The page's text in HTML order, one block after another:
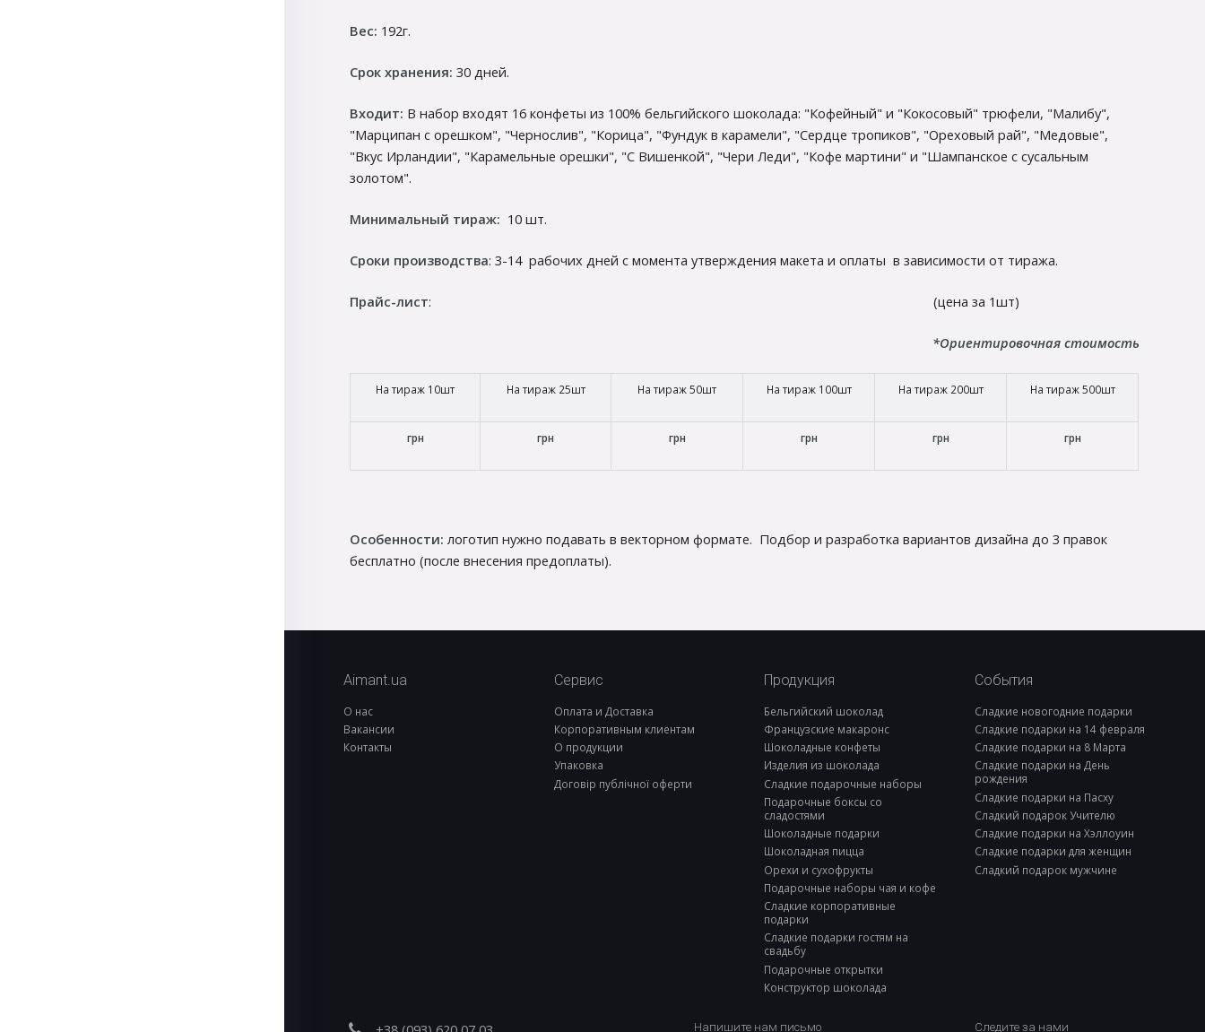
Вес: 192г.
Срок хранения: 30 дней.
Входит: В набор входят 16 конфеты из 100% бельгийского шоколада: "Кофейный" и "Кокосовый" трюфели, "Малибу",
"Марципан с орешком", "Чернослив", "Корица", "Фундук в карамели", "Сердце тропиков", "Ореховый рай", "Медовые",
"Вкус Ирландии", "Карамельные орешки", "С Вишенкой", "Чери Леди", "Кофе мартини" и "Шампанское с сусальным
золотом".
Минимальный тираж: 10 шт.
Сроки производства: 3-14 рабочих дней с момента утверждения макета и оплаты в зависимости от тиража.
Прайс-лист: (цена за 1шт)
*Ориентировочная стоимость
На тираж 10шт На тираж 25шт На тираж 50шт На тираж 100шт На тираж 200шт На тираж 500шт
грн грн грн грн грн грн
Особенности: логотип нужно подавать в векторном формате. Подбор и разработка вариантов дизайна до 3 правок
бесплатно (после внесения предоплаты).
Aimant.ua
О нас
Вакансии
Контакты
Сервис
Оплата и Доставка
Корпоративным клиентам
О продукции
Упаковка
Договір публічної оферти
Продукция
Бельгийский шоколад
Французские макаронс
Шоколадные конфеты
Изделия из шоколада
Сладкие подарочные наборы
Подарочные боксы со
сладостями
Шоколадные подарки
Шоколадная пицца
Орехи и сухофрукты
Подарочные наборы чая и кофе
Сладкие корпоративные
подарки
Сладкие подарки гостям на
свадьбу
Подарочные открытки
Конструктор шоколада
События
Сладкие новогодние подарки
Сладкие подарки на 14 февраля
Сладкие подарки на 8 Марта
Сладкие подарки на День
рождения
Сладкие подарки на Пасху
Сладкий подарок Учителю
Сладкие подарки на Хэллоуин
Сладкие подарки для женщин
Сладкий подарок мужчине
Напишите нам письмо Следите за нами